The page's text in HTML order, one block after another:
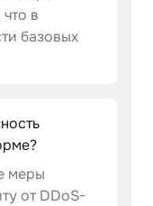
в
базовых
меры
от DDoS-